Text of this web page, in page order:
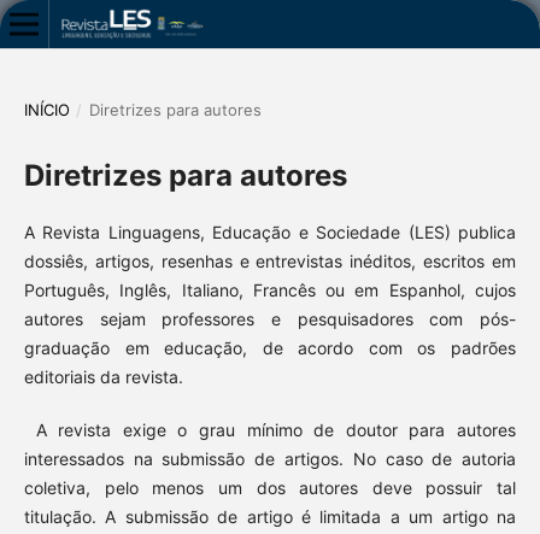
INÍCIO / Diretrizes para autores
Diretrizes para autores
A Revista Linguagens, Educação e Sociedade (LES) publica
dossiês, artigos, resenhas e entrevistas inéditos, escritos em
Português, Inglês, Italiano, Francês ou em Espanhol, cujos
autores sejam professores e pesquisadores com pós­-
graduação em educação, de acordo com os padrões
editoriais da revista.
A revista exige o grau mínimo de doutor para autores
interessados na submissão de artigos. No caso de autoria
coletiva, pelo menos um dos autores deve possuir tal
titulação. A submissão de artigo é limitada a um artigo na